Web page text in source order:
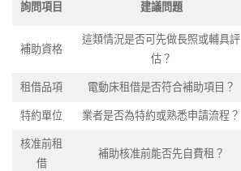
詢問項目 建議問題
補助資格
這類情況是否可先做長照或輔具評
估？
租借品項 電動床租借是否符合補助項目？
特約單位 業者是否為特約或熟悉申請流程？
核准前租
借
補助核准前能否先自費租？